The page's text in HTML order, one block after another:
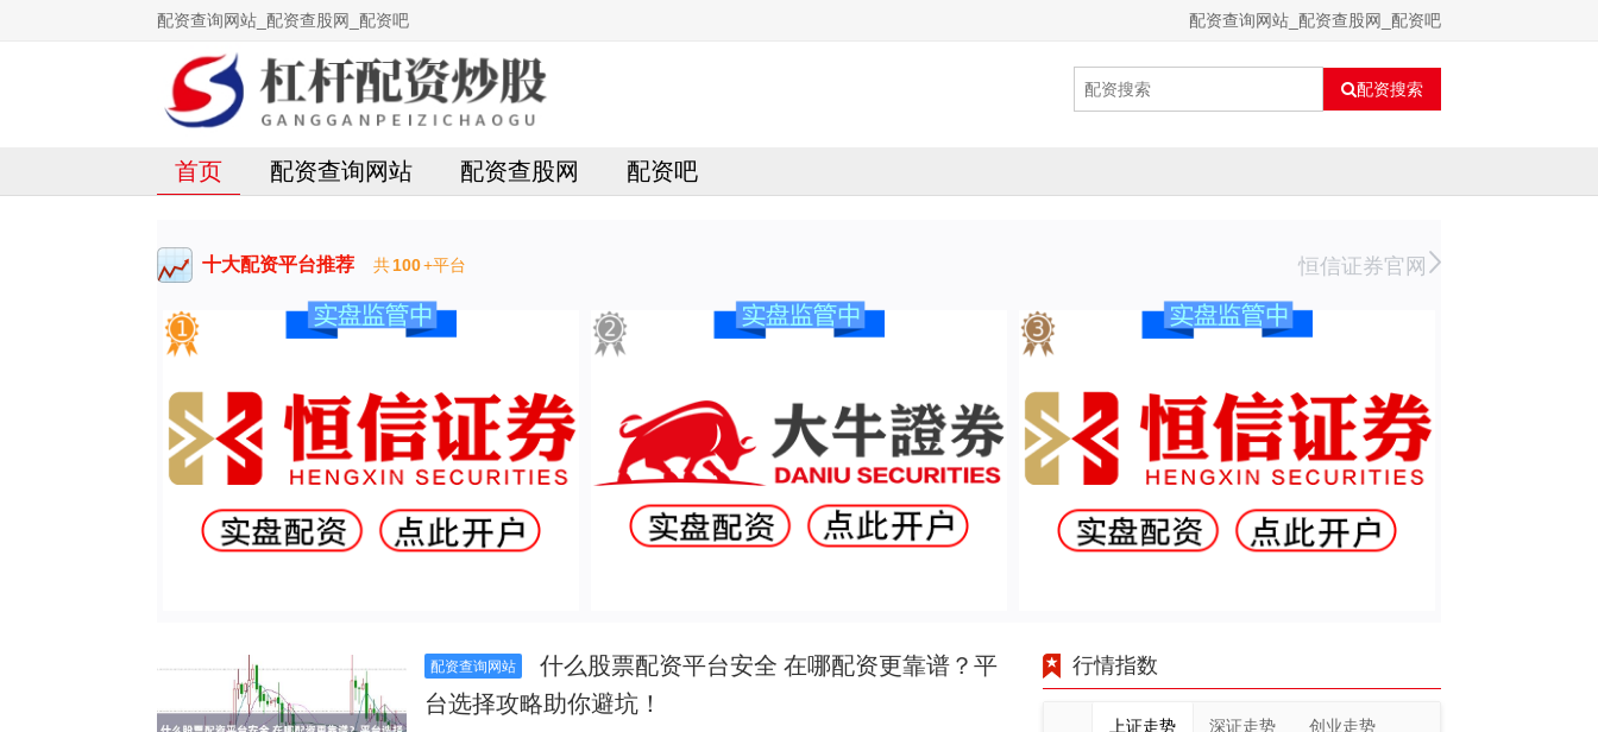
配资查询网站_配资查股网_配资吧 配资查询网站_配资查股网_配资吧
配资搜索
首页 配资查询网站 配资查股网 配资吧
十大配资平台推荐 共100+平台 恒信证券官网
配资查询网站
什么股票配资平台安全 在哪配资更靠谱？平
台选择攻略助你避坑！
行情指数
上证走势 深证走势 创业走势